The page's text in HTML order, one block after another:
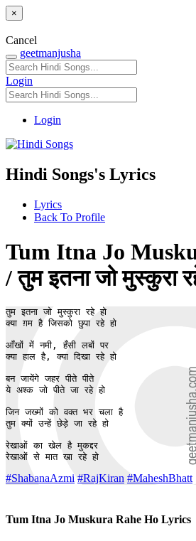
×
Cancel
geetmanjusha
Login
Login
Hindi Songs's Lyrics
Lyrics
Back To Profile
Tum Itna Jo
/ तुम इतना जो मुस्कुरा
तुम इतना जो मुस्कुरा रहे हो
क्या ग़म है जिसको छुपा रहे हो
आँखों में नमी, हँसी लबों पर
क्या हाल है, क्या दिखा रहे हो
बन जायेंगे जहर पीते पीते
ये अश्क जो पीते जा रहे हो
जिन जख्मों को वक्त भर चला है
तुम क्यों उन्हें छेड़े जा रहे हो
रेखाओं का खेल है मुकद्दर
रेखाओं से मात खा रहे हो
#ShabanaAzmi #RajKiran #MaheshBhatt
Tum Itna Jo Muskura Rahe Ho Lyrics